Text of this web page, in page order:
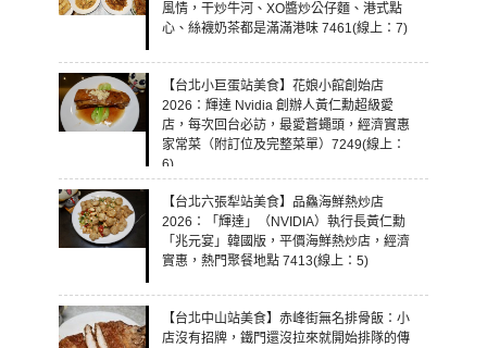
風情，干炒牛河、XO醬炒公仔麵、港式點
心、絲襪奶茶都是滿滿港味 7461(線上：7)
【台北小巨蛋站美食】花娘小館創始店
2026：輝達 Nvidia 創辦人黃仁勳超級愛
店，每次回台必訪，最愛蒼蠅頭，經濟實惠
家常菜（附訂位及完整菜單）7249(線上：
6)
【台北六張犁站美食】品鱻海鮮熱炒店
2026：「輝達」（NVIDIA）執行長黃仁勳
「兆元宴」韓國版，平價海鮮熱炒店，經濟
實惠，熱門聚餐地點 7413(線上：5)
【台北中山站美食】赤峰街無名排骨飯：小
店沒有招牌，鐵門還沒拉來就開始排隊的傳